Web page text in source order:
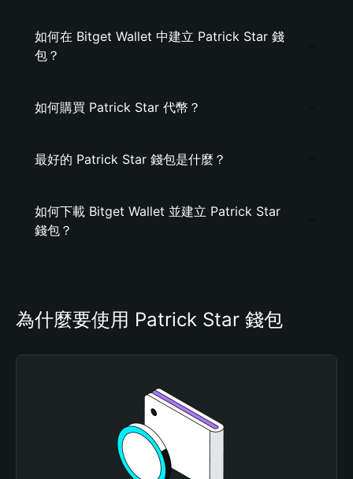
如何在 Bitget Wallet 中建立 Patrick Star 錢
包？
如何購買 Patrick Star 代幣？
最好的 Patrick Star 錢包是什麼？
如何下載 Bitget Wallet 並建立 Patrick Star
錢包？
為什麼要使用 Patrick Star 錢包